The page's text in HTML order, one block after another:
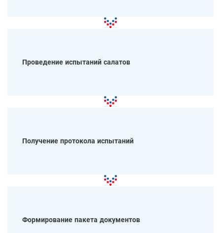
Проведение испытаний салатов
Получение протокола испытаний
Формирование пакета документов